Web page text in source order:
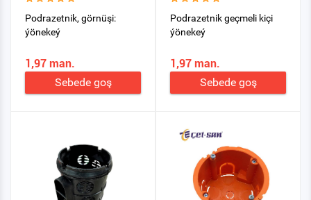
Podrazetnik, görnüşi:
ýönekeý
1,97 man.
Sebede goş
Podrazetnik geçmeli kiçi
ýönekeý
1,97 man.
Sebede goş